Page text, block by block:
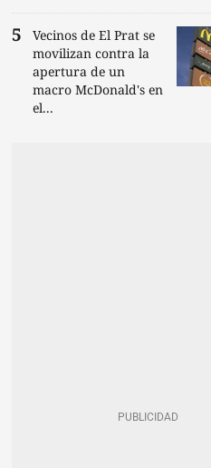
Vecinos de El Prat se
movilizan contra la
apertura de un
macro McDonald's en
el...